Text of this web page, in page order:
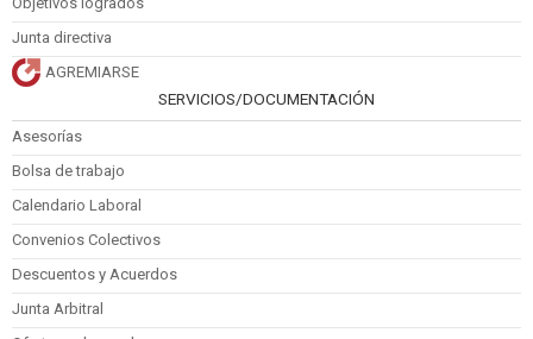
Junta directiva
AGREMIARSE
SERVICIOS/DOCUMENTACIÓN
Asesorías
Bolsa de trabajo
Calendario Laboral
Convenios Colectivos
Descuentos y Acuerdos
Junta Arbitral